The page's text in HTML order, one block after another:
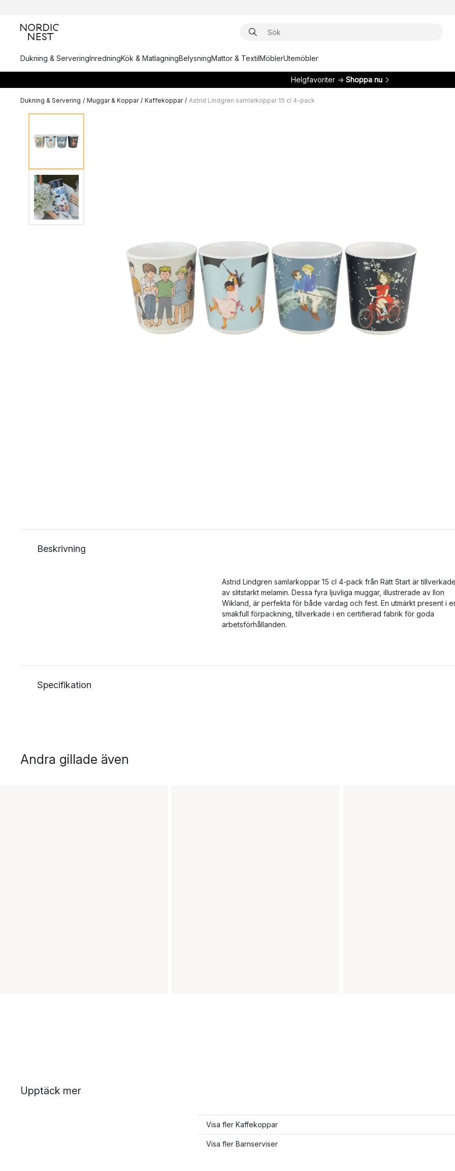
Dukning & ServeringInredningKök & MatlagningBelysningMattor & TextilMöblerUtemöbler
Helgfavoriter → Shoppa nu
Dukning & Servering / Muggar & Koppar / Kaffekoppar / Astrid Lindgren samlarkoppar 15 cl 4-pack
Beskrivning
Astrid Lindgren samlarkoppar 15 cl 4-pack från Rätt Start är
av slitstarkt melamin. Dessa fyra ljuvliga muggar, illustrerade av Ilon
Wikland, är perfekta för både vardag och fest. En utmärkt present i
smakfull förpackning, tillverkade i en certifierad fabrik för goda
arbetsförhållanden.
Specifikation
Andra gillade även
Upptäck mer
Visa fler Kaffekoppar
Visa fler Barnserviser